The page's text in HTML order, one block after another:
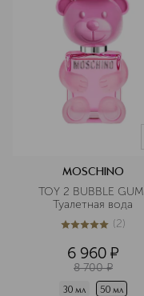
MOSCHINO
TOY 2 BUBBLE GUM
Туалетная вода
5из 52 (2)
6 960 ¤
8 700 ¤
30 мл 50 мл